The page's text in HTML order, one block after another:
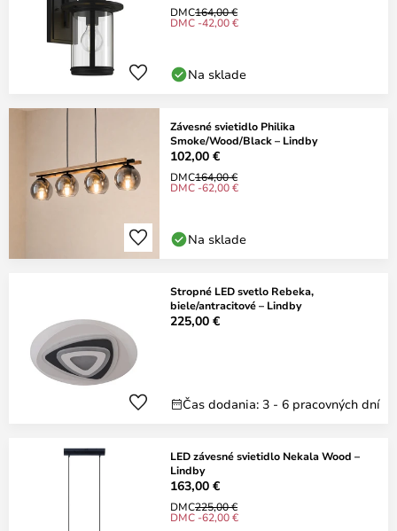
DMC164,00 €
DMC -42,00 €
Na sklade
Závesné svietidlo Philika
Smoke/Wood/Black – Lindby
102,00 €
DMC164,00 €
DMC -62,00 €
Na sklade
Stropné LED svetlo Rebeka,
biele/antracitové – Lindby
225,00 €
Čas dodania: 3 - 6 pracovných dní
LED závesné svietidlo Nekala Wood –
Lindby
163,00 €
DMC225,00 €
DMC -62,00 €